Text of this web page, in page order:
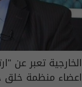
الخارجية تعبر عن
اعضاء منظمة خلق